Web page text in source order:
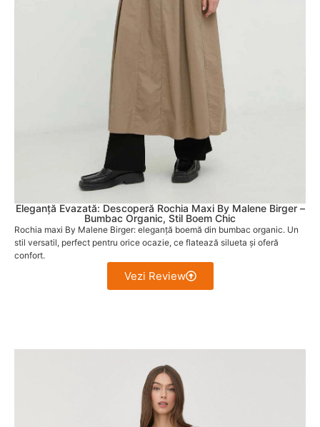
Eleganță Evazată: Descoperă Rochia Maxi By Malene Birger –
Bumbac Organic, Stil Boem Chic
Rochia maxi By Malene Birger: eleganță boemă din bumbac organic. Un
stil versatil, perfect pentru orice ocazie, ce flatează silueta și oferă
confort.
Vezi Review